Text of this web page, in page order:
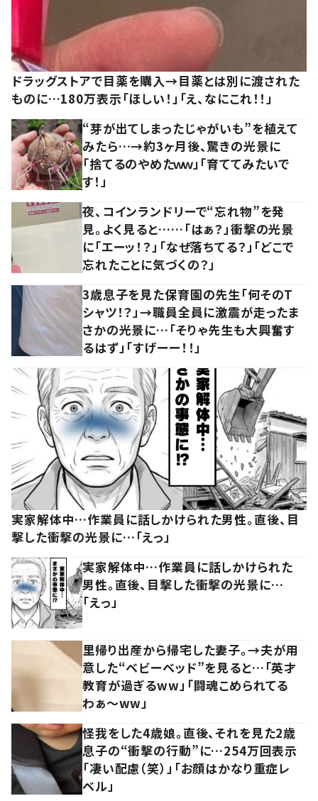
ドラッグストアで目薬を購入→目薬とは別に渡された
ものに…180万表示「ほしい！」「え、なにこれ！！」
“芽が出てしまったじゃがいも”を植えて
みたら…→約3ヶ月後、驚きの光景に
「捨てるのやめたｗｗ」「育ててみたいで
す！」
夜、コインランドリーで“忘れ物”を発
見。よく見ると……「はぁ？」衝撃の光景
に「エーッ！？」「なぜ落ちてる？」「どこで
忘れたことに気づくの？」
3歳息子を見た保育園の先生「何そのT
シャツ！？」→職員全員に激震が走ったま
さかの光景に…「そりゃ先生も大興奮す
るはず」「すげーー！！」
実家解体中…作業員に話しかけられた男性。直後、目
撃した衝撃の光景に…「えっ」
実家解体中…作業員に話しかけられた
男性。直後、目撃した衝撃の光景に…
「えっ」
里帰り出産から帰宅した妻子。→夫が用
意した“ベビーベッド”を見ると…「英才
教育が過ぎるww」「闘魂こめられてる
わぁ～ww」
怪我をした4歳娘。直後、それを見た2歳
息子の“衝撃の行動”に…254万回表示
「凄い配慮（笑）」「お顔はかなり重症レ
ベル」